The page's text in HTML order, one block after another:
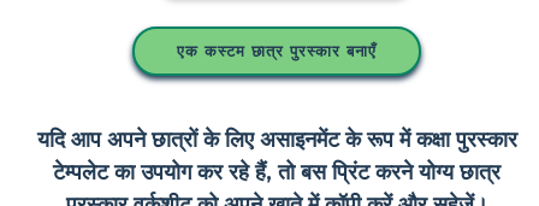
एक कस्टम छात्र पुरस्कार बनाएँ
यदि आप अपने छात्रों के लिए असाइनमेंट के रूप में कक्षा पुरस्कार
टेम्पलेट का उपयोग कर रहे हैं, तो बस प्रिंट करने योग्य छात्र